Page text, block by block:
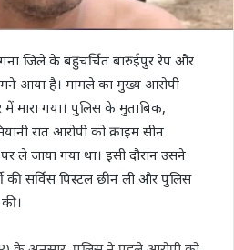
जिले के बहुचर्चित बारुईपुर रेप और
आया है। मामले का मुख्य आरोपी
मारा गया। पुलिस के मुताबिक,
रात आरोपी को क्राइम सीन
ले जाया गया था। इसी दौरान उसने
की सर्विस पिस्टल छीन ली और पुलिस